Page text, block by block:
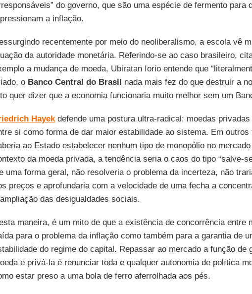
do governo, que são uma espécie de fermento para
a inflação.
recentemente por meio do neoliberalismo, a escola vê
da autoridade monetária. Referindo-se ao caso brasileiro,
a mudança de moeda, Ubiratan Iorio entende que
o Banco Central do Brasil nada mais fez do que destruir a
quer dizer que a economia funcionaria muito melhor sem um
Hayekdefende uma postura ultra-radical: moedas
si como forma de dar maior estabilidade ao sistema. Em outros
ao Estado estabelecer nenhum tipo de monopólio no
da moeda privada, a tendência seria o caos do tipo “salve-
uma forma geral, não resolveria o problema da incerteza, não
preços e aprofundaria com a velocidade de uma fecha a
das desigualdades sociais.
maneira, é um mito de que a existência de concorrência entre
para o problema da inflação como também para a garantia de
do regime do capital. Repassar ao mercado a função de
e privá-la é renunciar toda e qualquer autonomia de política
estar preso a uma bola de ferro aferrolhada aos pés.